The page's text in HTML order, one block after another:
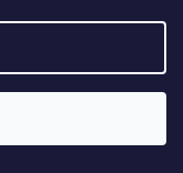
M
O
170